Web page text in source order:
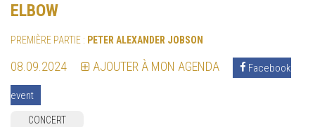
ELBOW
PREMIÈRE PARTIE : PETER ALEXANDER JOBSON
08.09.2024 AJOUTER À MON AGENDA Facebook
event
CONCERT